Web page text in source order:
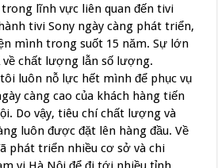
lĩnh vực liên quan đến tivi
tivi Sony ngày càng phát triển,
mình trong suốt 15 năm. Sự lớn
chất lượng lẫn số lượng.
luôn nỗ lực hết mình để phục vụ
càng cao của khách hàng tiến
Do vậy, tiêu chí chất lượng và
luôn được đặt lên hàng đầu. Về
phát triển nhiều cơ sở và chi